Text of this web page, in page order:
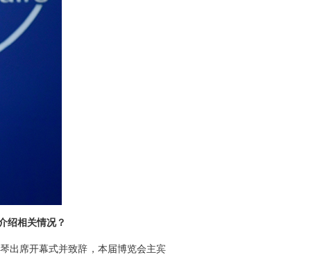
绍相关情况？
出席开幕式并致辞，本届博览会主宾